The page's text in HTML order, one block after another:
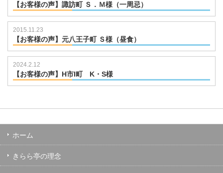
【お客様の声】諏訪町 Ｓ．Ｍ様（一周忌）
2015.11.23
【お客様の声】元八王子町 Ｓ様（昼食）
2024.2.12
【お客様の声】H市I町 K・S様
ホーム
きらら亭の理念